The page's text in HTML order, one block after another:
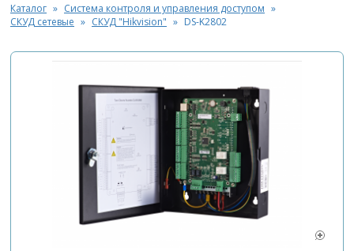
Каталог
Система контроля и управления доступом
СКУД сетевые
СКУД "Hikvision" DS-K2802